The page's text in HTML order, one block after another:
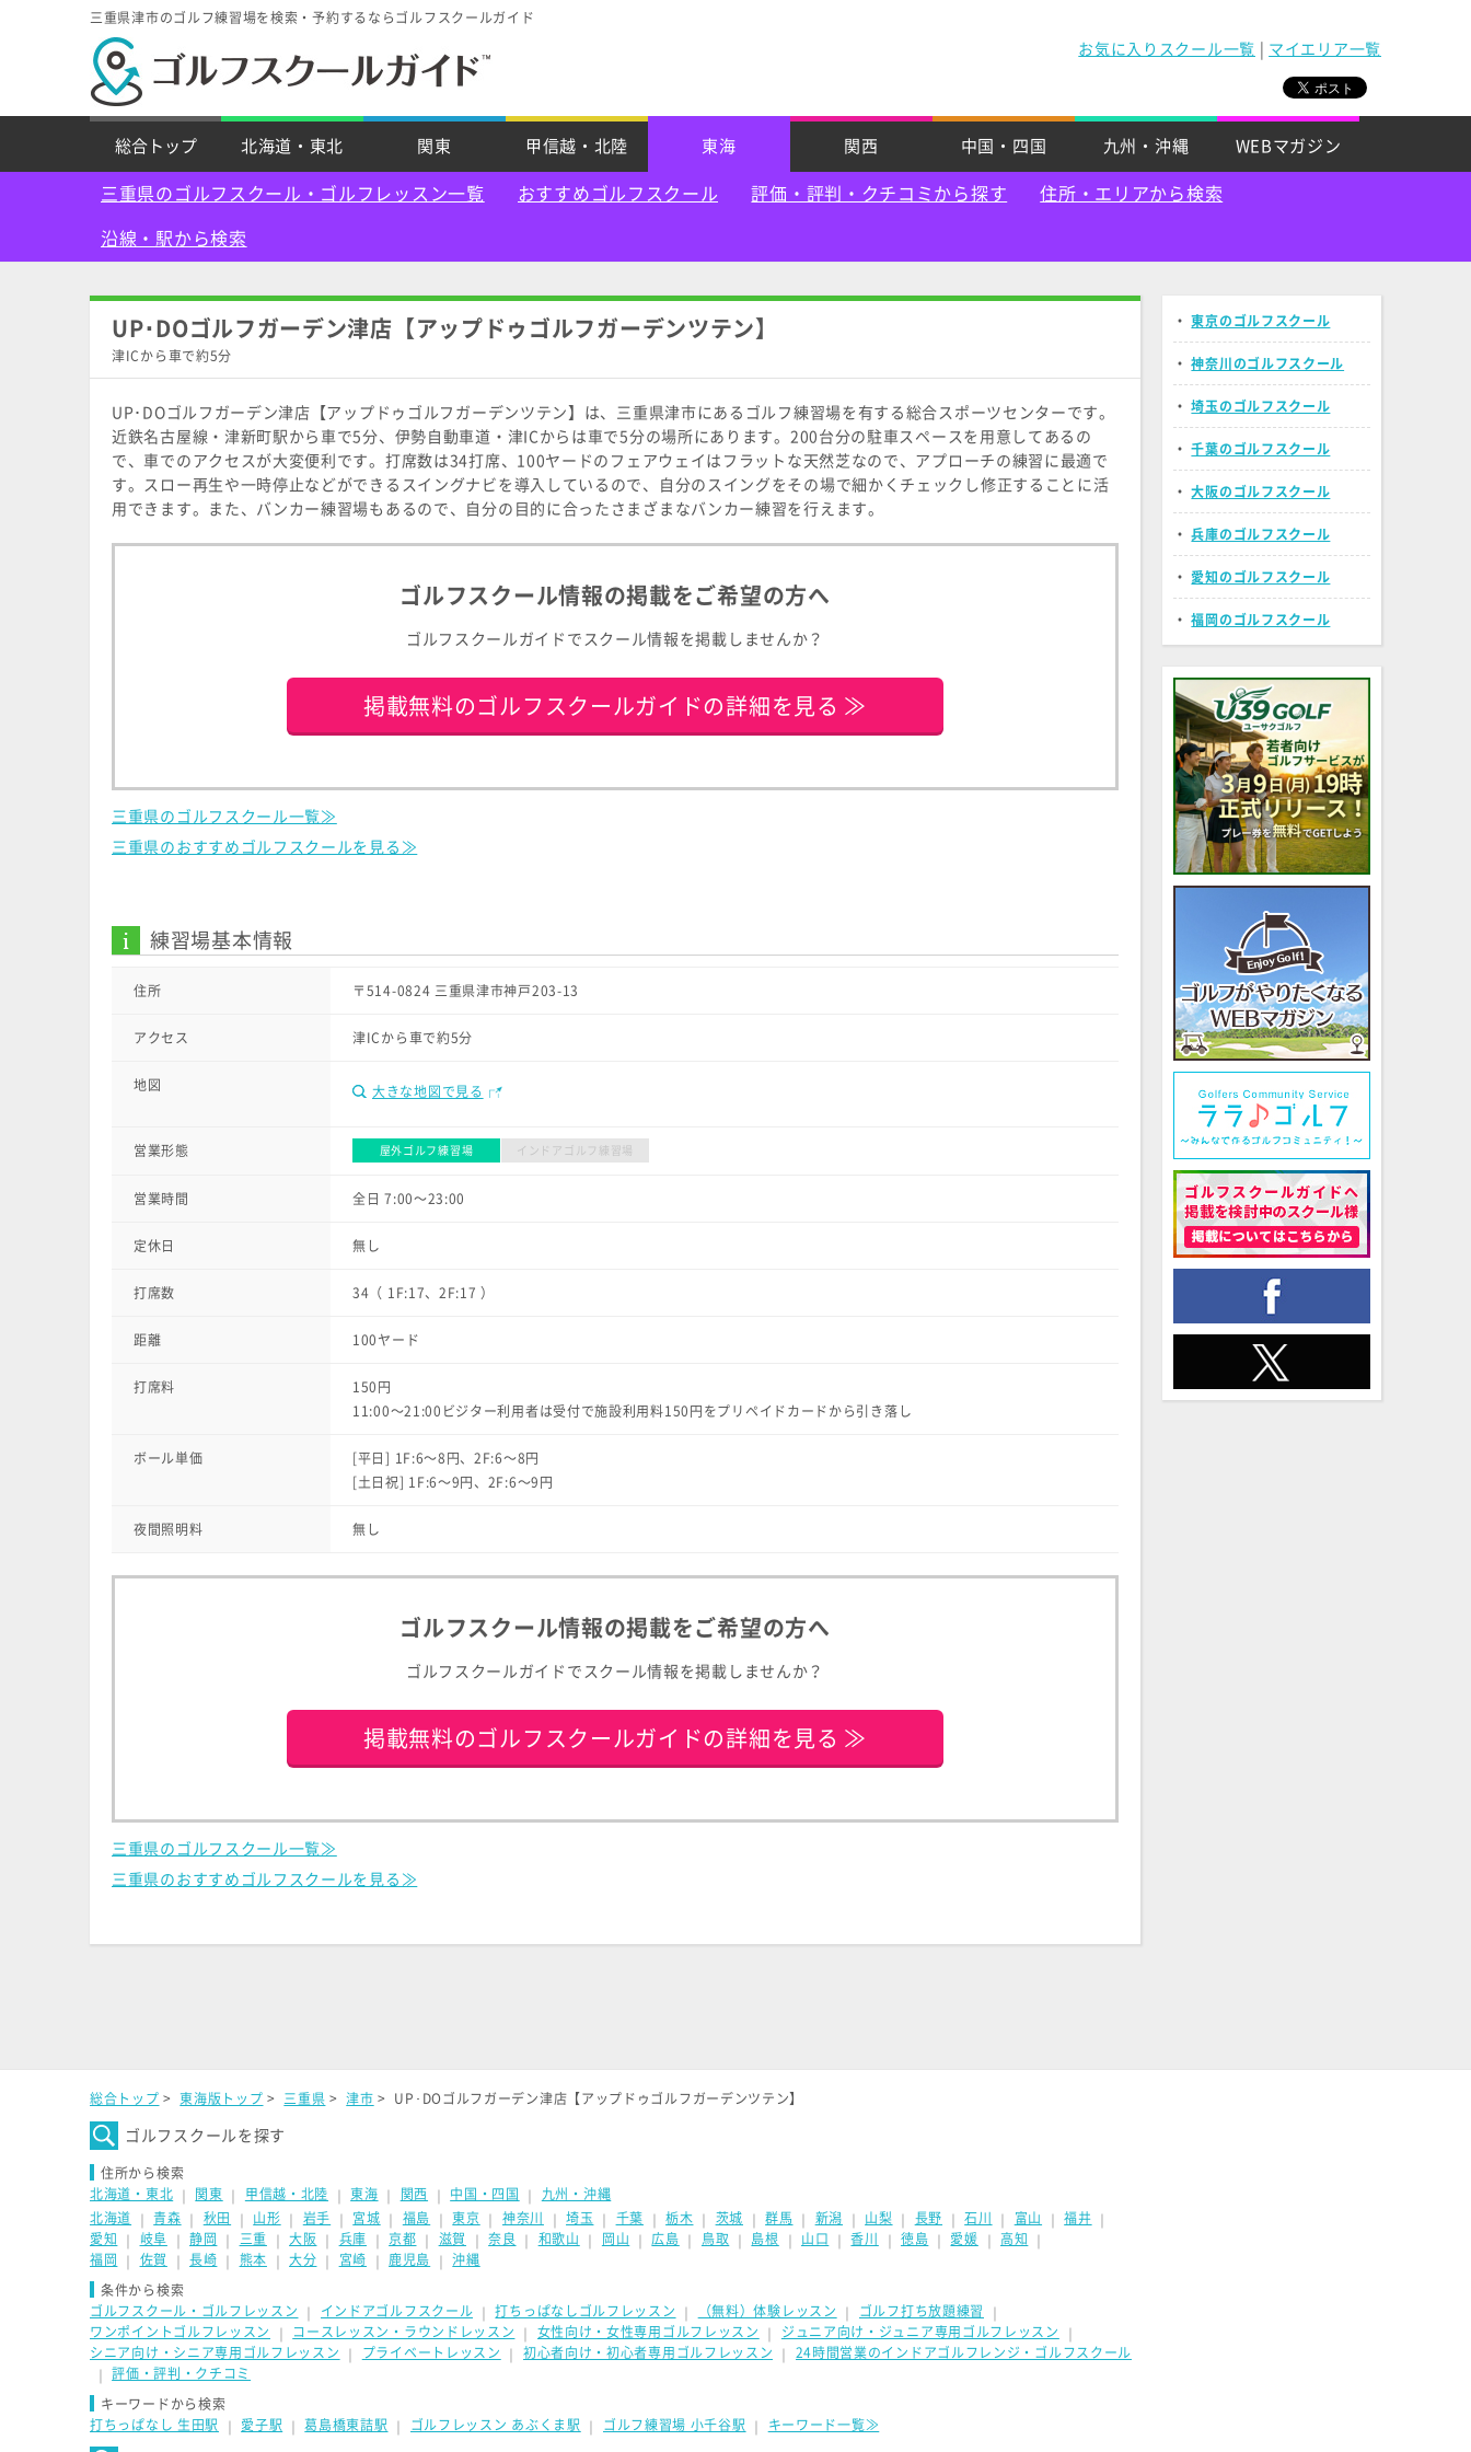
三重県津市のゴルフ練習場を検索・予約するならゴルフスクールガイド
お気に入りスクール一覧 マイエリア一覧
総合トップ 北海道・東北 関東 甲信越・北陸 東海 関西 中国・四国 九州・沖縄 WEBマガジン
三重県のゴルフスクール・ゴルフレッスン一覧 おすすめゴルフスクール 評価・評判・クチコミから探す 住所・エリアから検索
沿線・駅から検索
UP･DOゴルフガーデン津店【アップドゥゴルフガーデンツテン】
津ICから車で約5分
UP･DOゴルフガーデン津店【アップドゥゴルフガーデンツテン】は、三重県津市にあるゴルフ練習場を有する総合スポーツセンターです。
近鉄名古屋線・津新町駅から車で5分、伊勢自動車道・津ICからは車で5分の場所にあります。200台分の駐車スペースを用意してあるの
で、車でのアクセスが大変便利です。打席数は34打席、100ヤードのフェアウェイはフラットな天然芝なので、アプローチの練習に最適で
す。スロー再生や一時停止などができるスイングナビを導入しているので、自分のスイングをその場で細かくチェックし修正することに活
用できます。また、バンカー練習場もあるので、自分の目的に合ったさまざまなバンカー練習を行えます。
ゴルフスクール情報の掲載をご希望の方へ
ゴルフスクールガイドでスクール情報を掲載しませんか？
掲載無料のゴルフスクールガイドの詳細を見る ≫
三重県のゴルフスクール一覧≫
三重県のおすすめゴルフスクールを見る≫
練習場基本情報
住所 〒514-0824 三重県津市神戸203-13
アクセス 津ICから車で約5分
地図 大きな地図で見る
営業形態 屋外ゴルフ練習場 インドアゴルフ練習場
営業時間 全日 7:00〜23:00
定休日 無し
打席数 34（ 1F:17、2F:17 ）
距離 100ヤード
打席料
150円
11:00〜21:00ビジター利用者は受付で施設利用料150円をプリペイドカードから引き落し
ボール単価
[平日] 1F:6〜8円、2F:6〜8円
[土日祝] 1F:6〜9円、2F:6〜9円
夜間照明料 無し
ゴルフスクール情報の掲載をご希望の方へ
ゴルフスクールガイドでスクール情報を掲載しませんか？
掲載無料のゴルフスクールガイドの詳細を見る ≫
三重県のゴルフスクール一覧≫
三重県のおすすめゴルフスクールを見る≫
・東京のゴルフスクール
・神奈川のゴルフスクール
・埼玉のゴルフスクール
・千葉のゴルフスクール
・大阪のゴルフスクール
・兵庫のゴルフスクール
・愛知のゴルフスクール
・福岡のゴルフスクール
総合トップ >東海版トップ > 三重県 >津市 > UP･DOゴルフガーデン津店【アップドゥゴルフガーデンツテン】
ゴルフスクールを探す
住所から検索
北海道・東北
関東 甲信越・北陸 ｜東海 関西 中国・四国
九州・沖縄
北海道 ｜青森 秋田 山形 岩手 宮城 福島 ｜東京 神奈川 ｜埼玉 千葉 ｜栃木 茨城 ｜群馬 新潟 山梨 長野 ｜石川 富山 ｜福井
愛知
岐阜 ｜静岡 三重 ｜大阪 兵庫 ｜京都 滋賀 ｜奈良 和歌山 岡山 ｜広島 鳥取 島根 山口 ｜香川 徳島 愛媛 高知
福岡
佐賀 ｜長崎 熊本 ｜大分 宮崎 ｜鹿児島 ｜沖縄
条件から検索
ゴルフスクール・ゴルフレッスン
インドアゴルフスクール ｜打ちっぱなしゴルフレッスン （無料）体験レッスン ゴルフ打ち放題練習
ワンポイントゴルフレッスン
コースレッスン・ラウンドレッスン 女性向け・女性専用ゴルフレッスン ジュニア向け・ジュニア専用ゴルフレッスン
シニア向け・シニア専用ゴルフレッスン
プライベートレッスン 初心者向け・初心者専用ゴルフレッスン
24時間営業のインドアゴルフレンジ・ゴルフスクール
評価・評判・クチコミ
キーワードから検索
打ちっぱなし 生田駅
愛子駅 ｜葛島橋東詰駅 ゴルフレッスン あぶくま駅 ゴルフ練習場 小千谷駅 キーワード一覧≫